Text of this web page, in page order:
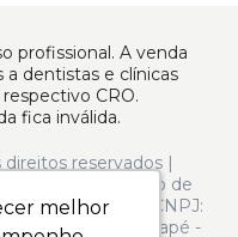
melhor
melhor
profissional. A venda
dentistas e clínicas
CRO.
fica inválida.
reservados |
Dental Comércio de
LTDA | CNPJ:
Juréa, 250 - Tatuapé -